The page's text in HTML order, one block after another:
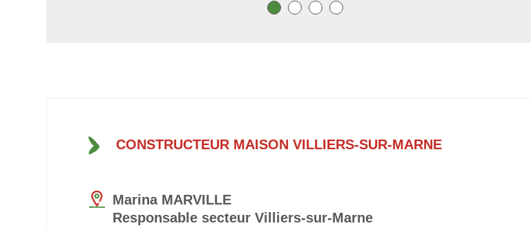
CONSTRUCTEUR MAISON VILLIERS-SUR-MARNE
Marina MARVILLE
Responsable secteur Villiers-sur-Marne